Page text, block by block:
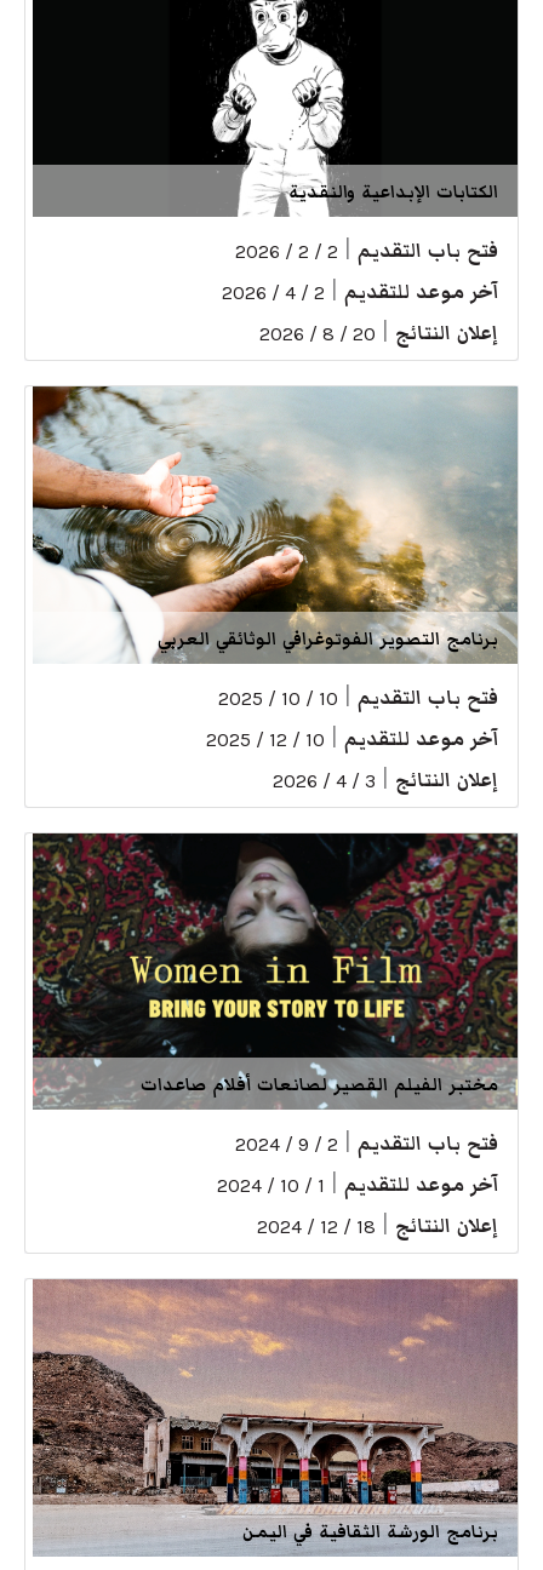
الكتابات الإبداعية والنقدية
فتح باب التقديم 2 / 2 / 2026
آخر موعد للتقديم 2 / 4 / 2026
إعلان النتائج 20 / 8 / 2026
برنامج التصوير الفوتوغرافي الوثائقي العربي
فتح باب التقديم 10 / 10 / 2025
آخر موعد للتقديم 10 / 12 / 2025
إعلان النتائج 3 / 4 / 2026
مختبر الفيلم القصير لصانعات أفلام صاعدات
فتح باب التقديم 2 / 9 / 2024
آخر موعد للتقديم 1 / 10 / 2024
إعلان النتائج 18 / 12 / 2024
برنامج الورشة الثقافية في اليمن